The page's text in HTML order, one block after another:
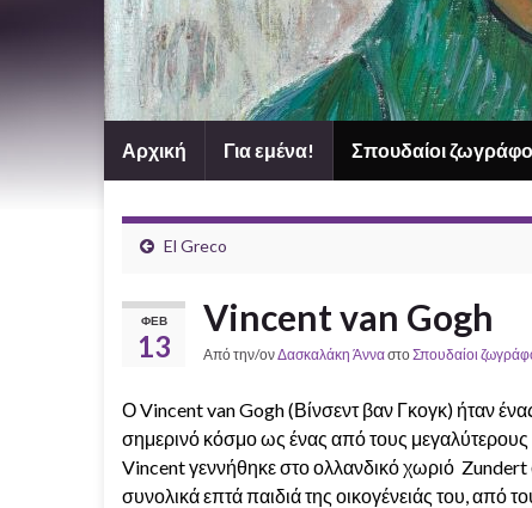
Αρχική Για εμένα! Σπουδαίοι
El Greco
ΦΕΒ
13
Vincent van Gogh
Από την/ονΔασκαλάκη ΆνναστοΣπουδαίοι
Ο Vincent van Gogh (Βίνσεντ βαν Γκογκ) ήταν
σημερινό κόσμο ως ένας από τους
Vincent γεννήθηκε στο ολλανδικό χωριό Zundert
συνολικά επτά παιδιά της οικογένειάς του, από